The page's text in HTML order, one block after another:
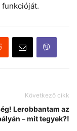
Következő cikk
Lerobbantam az
– mit tegyek?!